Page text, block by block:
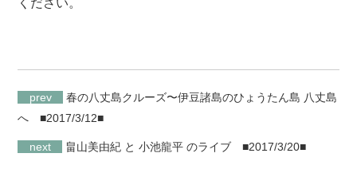
ください。
prev
春の八丈島クルーズ〜伊豆諸島のひょうたん島 八丈島
へ ■2017/3/12■
next 畠山美由紀 と 小池龍平 のライブ■2017/3/20■